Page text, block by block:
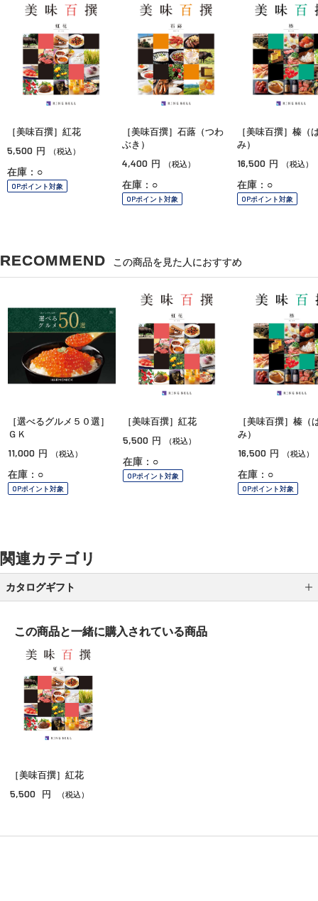
［美味百撰］紅花
5,500 円 （税込）
在庫：○
OPポイント対象
［美味百撰］石蕗（つわ
ぶき）
4,400 円 （税込）
在庫：○
OPポイント対象
［美味百撰］榛（
み）
16,500 円 （税込）
在庫：○
OPポイント対象
RECOMMEND この商品を見た人におすすめ
［選べるグルメ５０選］
ＧＫ
11,000 円 （税込）
在庫：○
OPポイント対象
［美味百撰］紅花
5,500 円 （税込）
在庫：○
OPポイント対象
［美味百撰］榛（
み）
16,500 円 （税込）
在庫：○
OPポイント対象
関連カテゴリ
カタログギフト
ｅ－ｏｒｄｅｒｃｈｏｉｃｅ Ｗｅｄｄｉｎｇ ３
ヴァンウェスト ギフトカタログ
ビームス デザイン カタログギフト
ＳＴＹＬＩＳＨ ｅ－ＧＩＦＴ
レディスコレクション
この商品と一緒に購入されている商品
［美味百撰］紅花
5,500 円 （税込）